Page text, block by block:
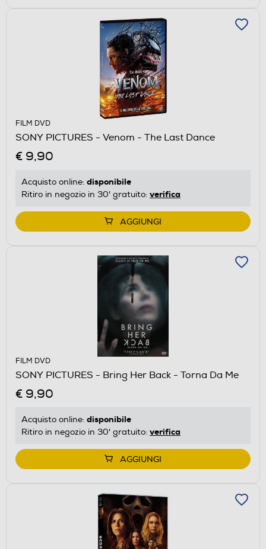
FILM DVD
SONY PICTURES - Venom - The Last Dance
€ 9,90
Acquisto online: disponibile
Ritiro in negozio in 30' gratuito: verifica
AGGIUNGI
FILM DVD
SONY PICTURES - Bring Her Back - Torna Da Me
€ 9,90
Acquisto online: disponibile
Ritiro in negozio in 30' gratuito: verifica
AGGIUNGI